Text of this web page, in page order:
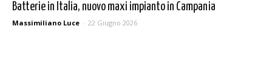
Batterie in Italia, nuovo maxi impianto in Campania
Massimiliano Luce - 22 Giugno 2026